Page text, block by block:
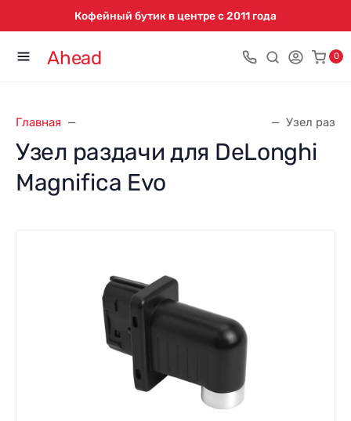
Кофейный бутик в центре с 2011 года
Ahead 0
Главная Узел
Узел раздачи для DeLonghi
Magnifica Evo